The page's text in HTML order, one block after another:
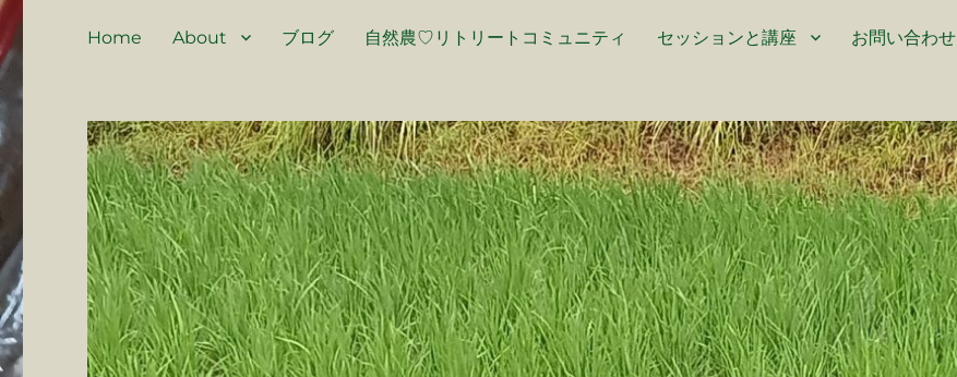
Home About ブログ 自然農♡リトリートコミュニティ セッションと講座 お問い合わせ